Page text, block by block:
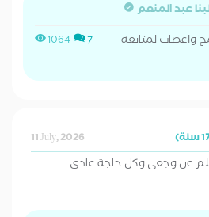
عبد المنعم
1064 7
واعصاب لمتابعة
11 July, 2026
عن وجعى وكل حاجة عادى